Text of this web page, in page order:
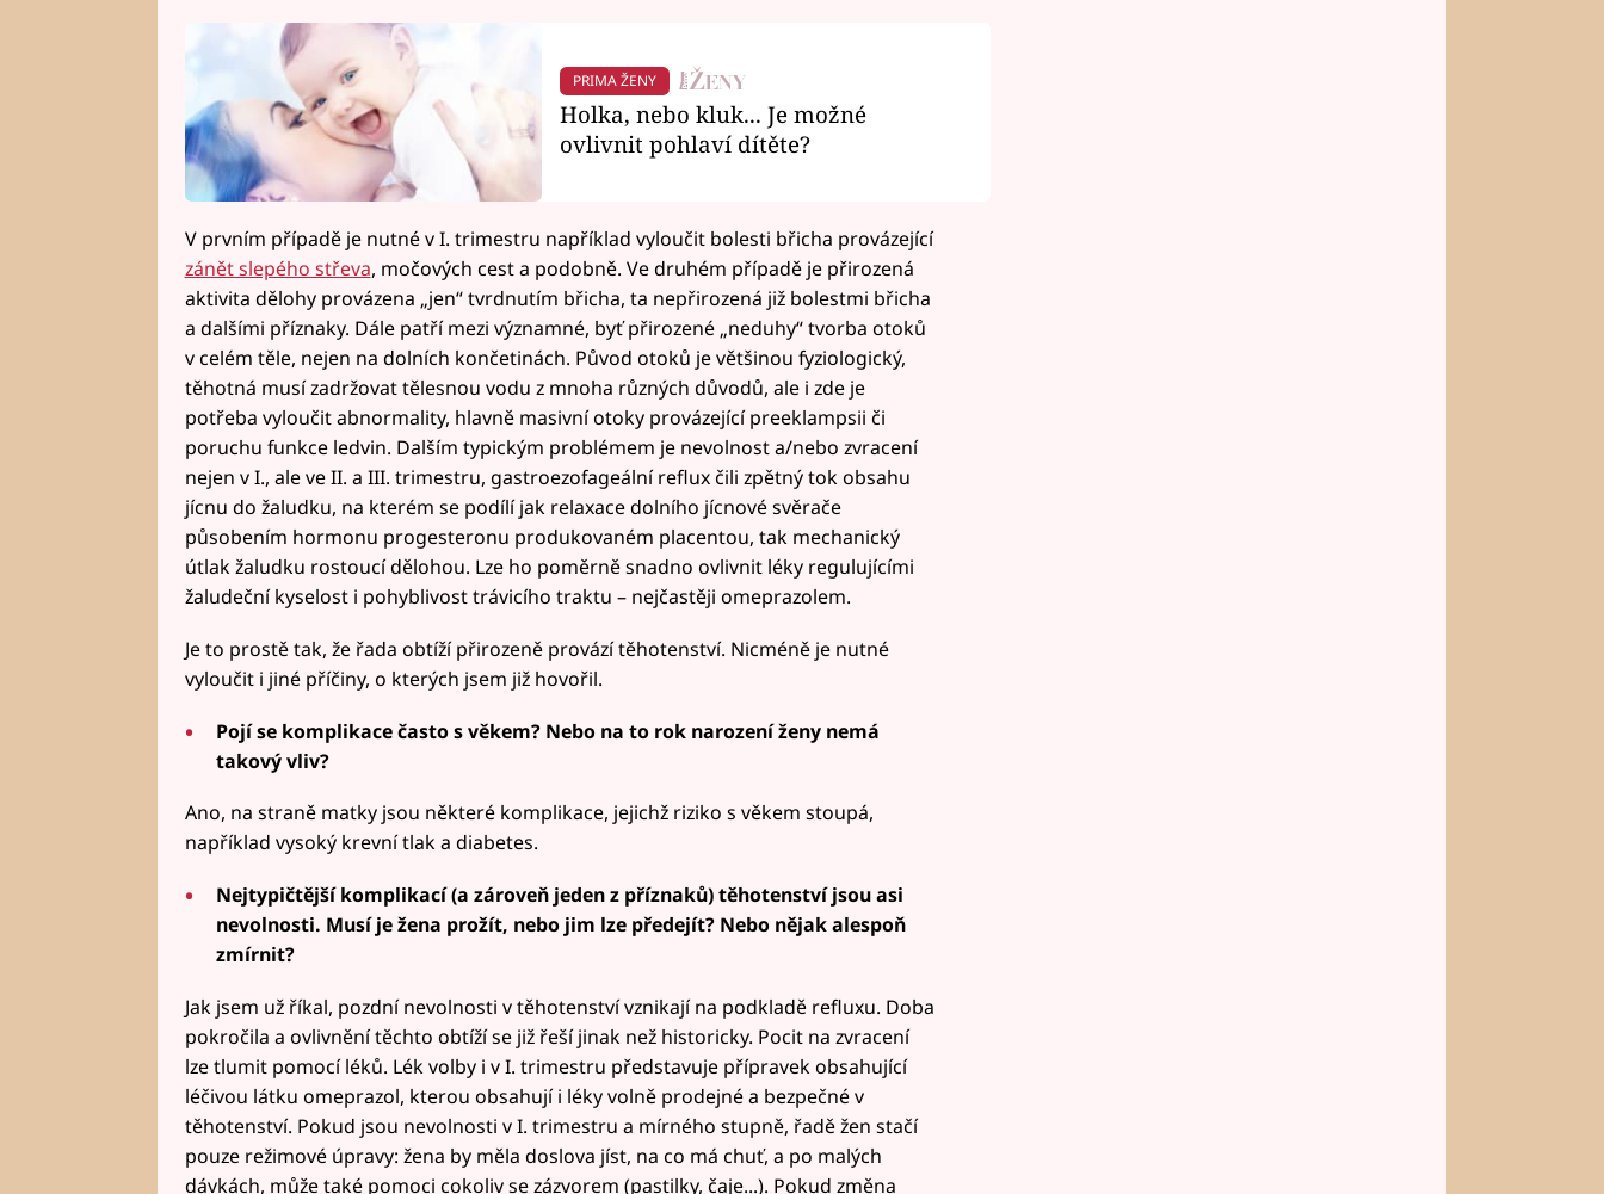
PRIMA ŽENY
Holka, nebo kluk... Je možné
ovlivnit pohlaví dítěte?
V prvním případě je nutné v I. trimestru například vyloučit bolesti břicha provázející
zánět slepého střeva, močových cest a podobně. Ve druhém případě je přirozená
aktivita dělohy provázena „jen“ tvrdnutím břicha, ta nepřirozená již bolestmi břicha
a dalšími příznaky. Dále patří mezi významné, byť přirozené „neduhy“ tvorba otoků
v celém těle, nejen na dolních končetinách. Původ otoků je většinou fyziologický,
těhotná musí zadržovat tělesnou vodu z mnoha různých důvodů, ale i zde je
potřeba vyloučit abnormality, hlavně masivní otoky provázející preeklampsii či
poruchu funkce ledvin. Dalším typickým problémem je nevolnost a/nebo zvracení
nejen v I., ale ve II. a III. trimestru, gastroezofageální reflux čili zpětný tok obsahu
jícnu do žaludku, na kterém se podílí jak relaxace dolního jícnové svěrače
působením hormonu progesteronu produkovaném placentou, tak mechanický
útlak žaludku rostoucí dělohou. Lze ho poměrně snadno ovlivnit léky regulujícími
žaludeční kyselost i pohyblivost trávicího traktu – nejčastěji omeprazolem.
Je to prostě tak, že řada obtíží přirozeně provází těhotenství. Nicméně je nutné
vyloučit i jiné příčiny, o kterých jsem již hovořil.
Pojí se komplikace často s věkem? Nebo na to rok narození ženy nemá
takový vliv?
Ano, na straně matky jsou některé komplikace, jejichž riziko s věkem stoupá,
například vysoký krevní tlak a diabetes.
Nejtypičtější komplikací (a zároveň jeden z příznaků) těhotenství jsou asi
nevolnosti. Musí je žena prožít, nebo jim lze předejít? Nebo nějak alespoň
zmírnit?
Jak jsem už říkal, pozdní nevolnosti v těhotenství vznikají na podkladě refluxu. Doba
pokročila a ovlivnění těchto obtíží se již řeší jinak než historicky. Pocit na zvracení
lze tlumit pomocí léků. Lék volby i v I. trimestru představuje přípravek obsahující
léčivou látku omeprazol, kterou obsahují i léky volně prodejné a bezpečné v
těhotenství. Pokud jsou nevolnosti v I. trimestru a mírného stupně, řadě žen stačí
pouze režimové úpravy: žena by měla doslova jíst, na co má chuť, a po malých
dávkách, může také pomoci cokoliv se zázvorem (pastilky, čaje...). Pokud změna